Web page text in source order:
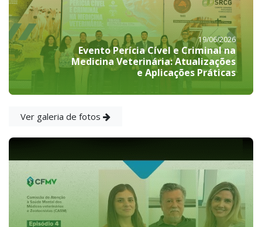
19/06/2026
Evento Perícia Cível e Criminal na
Medicina Veterinária: Atualizações
e Aplicações Práticas
Ver galeria de fotos